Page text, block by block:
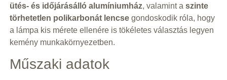
ütés- és időjárásálló alumíniumház, valamint a szinte
törhetetlen polikarbonát lencsegondoskodik róla, hogy
a lámpa kis mérete ellenére is tökéletes választás legyen
kemény munkakörnyezetben.
Műszaki adatok